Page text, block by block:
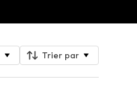
Trier par